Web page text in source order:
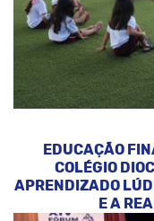
EDUCAÇÃO
COLÉGIO
APRENDIZADO
E A